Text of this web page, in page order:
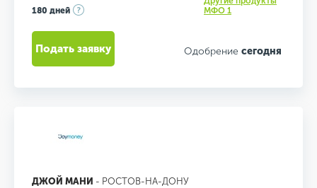
180 дней
МФО 1
Одобрение сегодня
Подать заявку
ДЖОЙ МАНИ - РОСТОВ-НА-ДОНУ